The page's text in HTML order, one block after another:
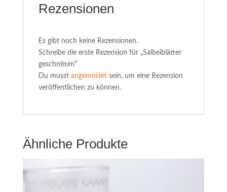
Rezensionen
Es gibt noch keine Rezensionen.
Schreibe die erste Rezension für „Salbeiblätter
geschnitten“
Du musst angemeldetsein, um eine Rezension
veröffentlichen zu können.
Ähnliche Produkte